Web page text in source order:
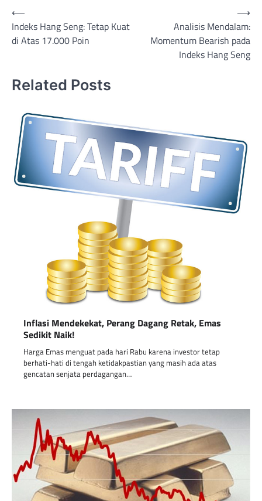
Post
navigation
⟵
Indeks Hang Seng: Tetap Kuat
di Atas 17.000 Poin
Analisis Mendalam:
Momentum Bearish pada
Indeks Hang Seng
⟶
Related Posts
Inflasi Mendekekat, Perang Dagang Retak, Emas
Sedikit Naik!
Harga Emas menguat pada hari Rabu karena investor tetap
berhati-hati di tengah ketidakpastian yang masih ada atas
gencatan senjata perdagangan…